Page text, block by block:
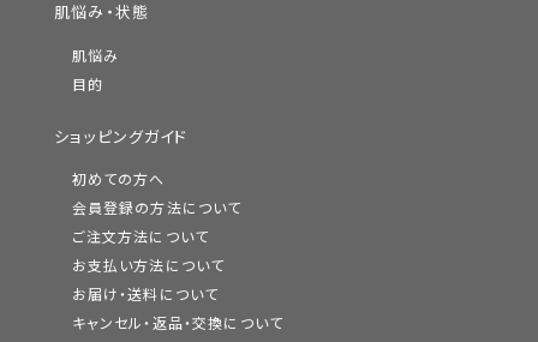
肌悩み・状態
肌悩み
目的
ショッピングガイド
初めての方へ
会員登録の方法について
ご注文方法について
お支払い方法について
お届け・送料について
キャンセル・返品・交換について